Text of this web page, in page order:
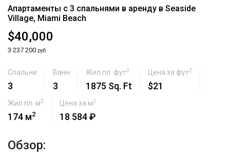
Апартаменты с 3 спальнями в аренду в Seaside
Village, Miami Beach
$40,000
3 237 200 руб.
Спальни
3
Ванн
3
Жил.пл. фут2
1875 Sq. Ft
Цена за фут2
$21
Жил.пл. м2
174 м2
Цена за м2
18 584 ₽
Обзор: